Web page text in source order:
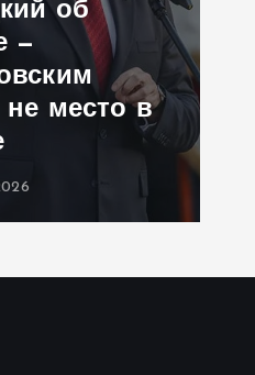
об
—
место в